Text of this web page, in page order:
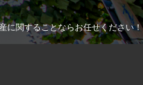
に関することならお任せください！